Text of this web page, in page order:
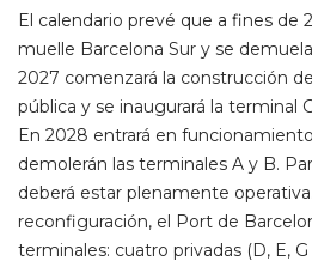
El calendario prevé que a fines de
muelle Barcelona Sur y se
2027 comenzará la construcción
pública y se inaugurará la terminal
En 2028 entrará en
demolerán las terminales A y B.
deberá estar plenamente
reconfiguración, el Port de
terminales: cuatro privadas (D, E,